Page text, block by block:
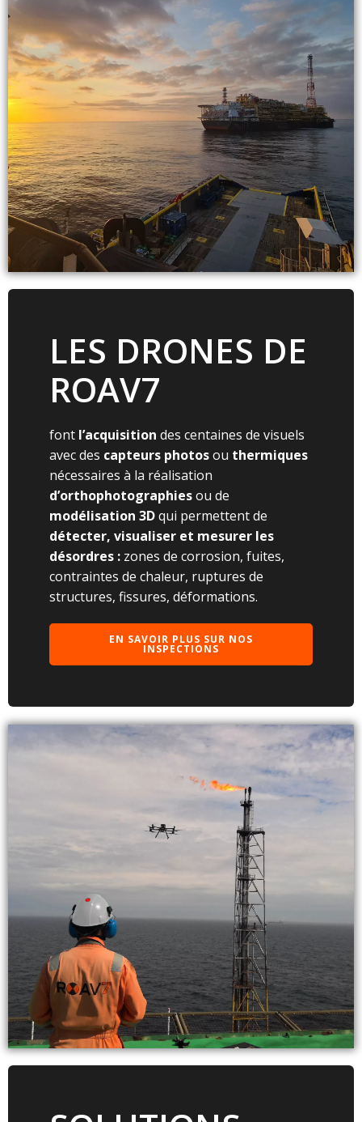
LES DRONES DE
ROAV7
font l’acquisition des centaines de visuels
avec des capteurs photosou thermiques
nécessaires à la réalisation
d’orthophotographiesou de
modélisation 3Dqui permettent de
détecter, visualiser et mesurer les
désordres : zones de corrosion, fuites,
contraintes de chaleur, ruptures de
structures, fissures, déformations.
EN SAVOIR PLUS SUR NOS
INSPECTIONS